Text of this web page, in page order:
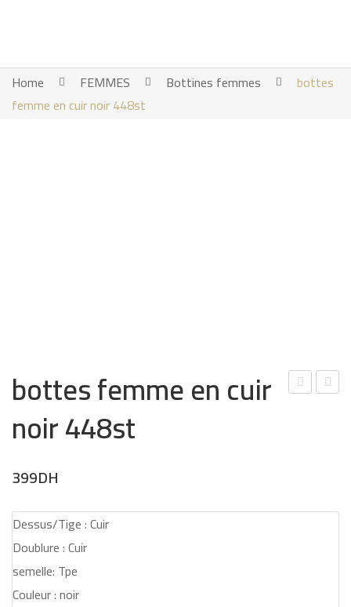
Home FEMMES Bottines femmes
bottes
femme en cuir noir 448st
cuir cuir
bottes femme en cuir
noir 448st
399DH
Dessus/Tige : Cuir
Doublure : Cuir
semelle: Tpe
Couleur : noir